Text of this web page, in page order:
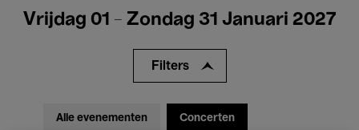
Vrijdag 01 - Zondag 31 Januari 2027
Filters
Alle evenementen Concerten